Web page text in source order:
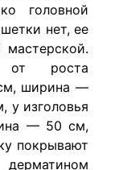
го­ловной
нет, ее
от роста
ширина —
изголовья
— 50 см,
покрывают